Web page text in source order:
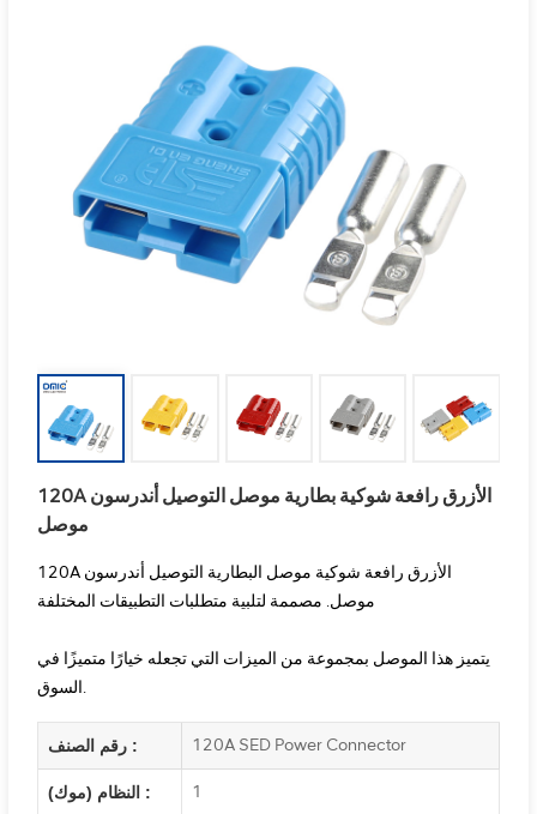
120A الأزرق رافعة شوكية بطارية موصل التوصيل أندرسون
موصل
120A الأزرق رافعة شوكية موصل البطارية التوصيل أندرسون
موصل. مصممة لتلبية متطلبات التطبيقات المختلفة
يتميز هذا الموصل بمجموعة من الميزات التي تجعله خيارًا متميزًا في
السوق.
رقم الصنف : 120A SED Power Connector
النظام (موك) : 1